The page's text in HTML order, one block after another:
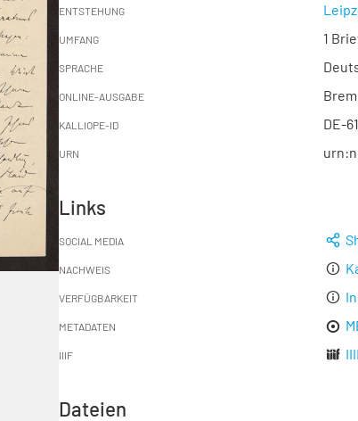
ENTSTEHUNG
UMFANG 1
SPRACHE
ONLINE-AUSGABE
KALLIOPE-ID DE-
URN
Links
SOCIAL MEDIA
NACHWEIS
VERFÜGBARKEIT
METADATEN
IIIF
Dateien